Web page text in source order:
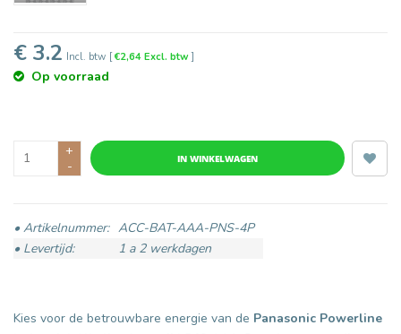
€ 3.2 Incl. btw [€2,64 Excl. btw]
Op voorraad
+
-
IN WINKELWAGEN
• Artikelnummer: ACC-BAT-AAA-PNS-4P
• Levertijd:
1 a 2 werkdagen
Kies voor de betrouwbare energie van de Panasonic Powerline